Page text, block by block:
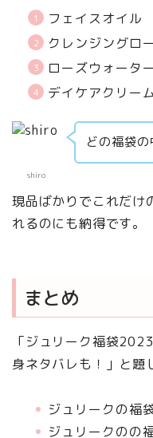
フェイスオイル
クレンジングロ
ローズウォータ
デイケアクリー
shiro
どの福袋
現品ばかりでこれだけ
れるのにも納得です。
まとめ
「ジュリーク福袋
身ネタバレも！」と題
ジュリークの福
ジュリークのの